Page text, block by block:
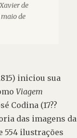
de
de
iniciou sua
Viagem
Codina (17??
das imagens da
554 ilustrações